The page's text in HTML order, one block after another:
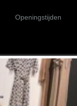
Openingstijden